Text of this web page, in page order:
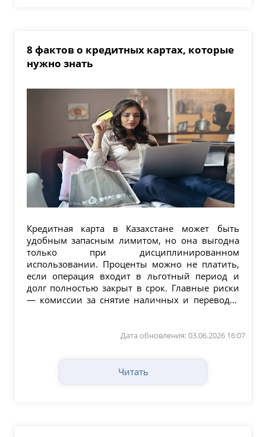
8 фактов о кредитных картах, которые
нужно знать
Кредитная карта в Казахстане может быть
удобным запасным лимитом, но она выгодна
только при дисциплинированном
использовании. Проценты можно не платить,
если операция входит в льготный период и
долг полностью закрыт в срок. Главные риски
— комиссии за снятие наличных и переводы,
Дата обновления: 03.06.2026 16:07
Читать